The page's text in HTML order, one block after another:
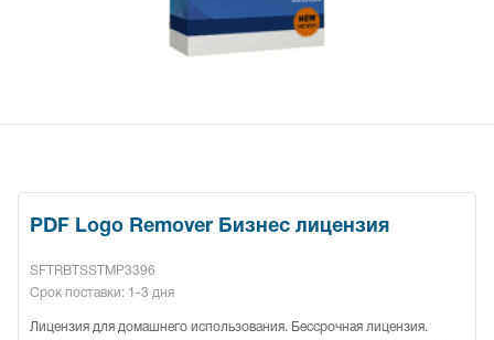
PDF Logo Remover Бизнес лицензия
SFTRBTSSTMP3396
Срок поставки: 1-3 дня
Лицензия для домашнего использования. Бессрочная лицензия.